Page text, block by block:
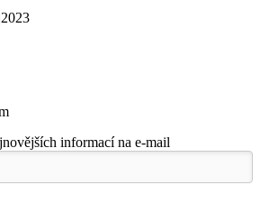
informací na e-mail